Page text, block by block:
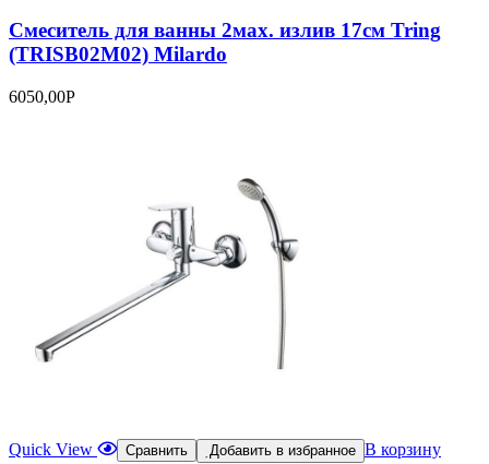
Смеситель для ванны 2мах. излив 17см Tring
(TRISB02M02) Milardo
6050,00Р
Quick View Сравнить Добавить в избранное В корзину